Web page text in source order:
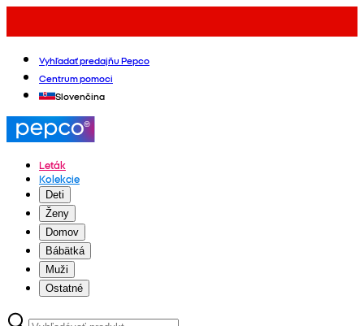
Vyhľadať predajňu Pepco
Centrum pomoci
Slovenčina
Leták
Kolekcie
Deti
Ženy
Domov
Bábätká
Muži
Ostatné